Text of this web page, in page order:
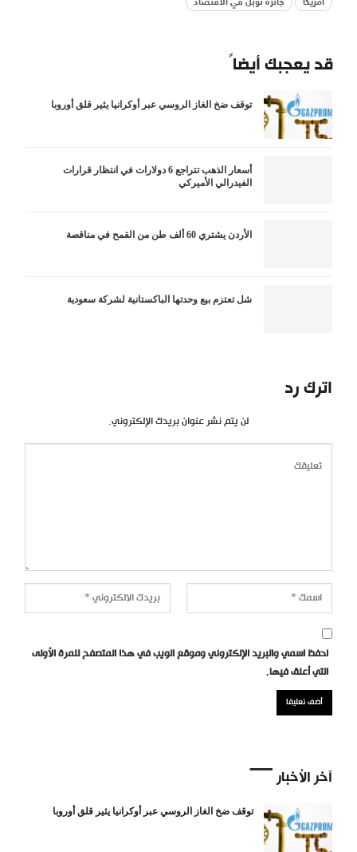
أمريكا جائزة نوبل في الاقتصاد
قد يعجبك أيضاً
توقف ضخ الغاز الروسي عبر أوكرانيا يثير قلق أوروبا
أسعار الذهب تتراجع 6 دولارات في انتظار قرارات
الفيدرالي الأميركي
الأردن يشتري 60 ألف طن من القمح في مناقصة
شل تعتزم بيع وحدتها الباكستانية لشركة سعودية
اترك رد
لن يتم نشر عنوان بريدك الإلكتروني.
احفظ اسمي والبريد الإلكتروني وموقع الويب في هذا المتصفح للمرة الأولى
التي أعلق فيها.
آخر الأخبار
توقف ضخ الغاز الروسي عبر أوكرانيا يثير قلق أوروبا